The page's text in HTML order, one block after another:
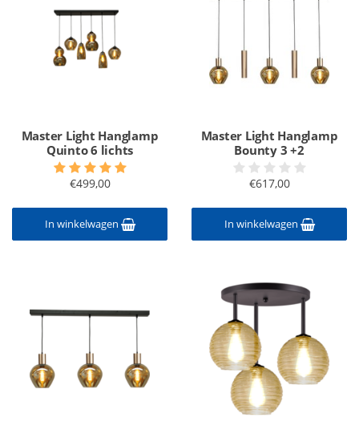
Master Light Hanglamp
Quinto 6 lichts
€499,00
In winkelwagen
Master Light Hanglamp
Bounty 3 +2
€617,00
In winkelwagen